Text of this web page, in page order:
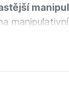
druhá